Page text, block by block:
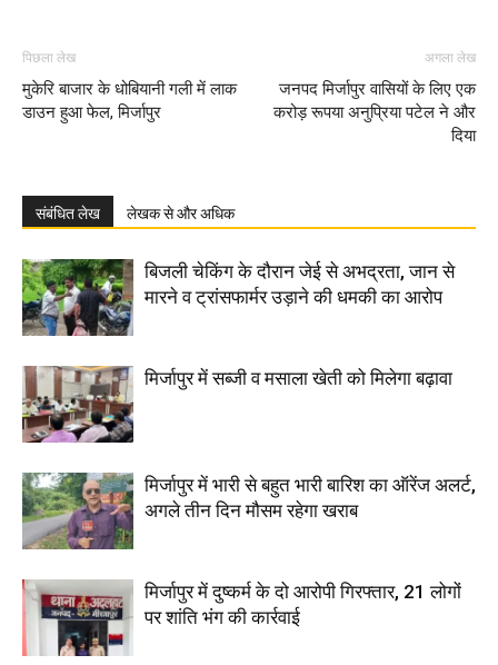
पिछला लेख
मुकेरि बाजार के धोबियानी गली में लाक
डाउन हुआ फेल, मिर्जापुर
अगला लेख
जनपद मिर्जापुर वासियों के लिए एक
करोड़ रूपया अनुप्रिया पटेल ने और
दिया
संबंधित लेख लेखक से और अधिक
बिजली चेकिंग के दौरान जेई से अभद्रता, जान से
मारने व ट्रांसफार्मर उड़ाने की धमकी का आरोप
मिर्जापुर में सब्जी व मसाला खेती को मिलेगा बढ़ावा
मिर्जापुर में भारी से बहुत भारी बारिश का ऑरेंज अलर्ट,
अगले तीन दिन मौसम रहेगा खराब
मिर्जापुर में दुष्कर्म के दो आरोपी गिरफ्तार, 21 लोगों
पर शांति भंग की कार्रवाई